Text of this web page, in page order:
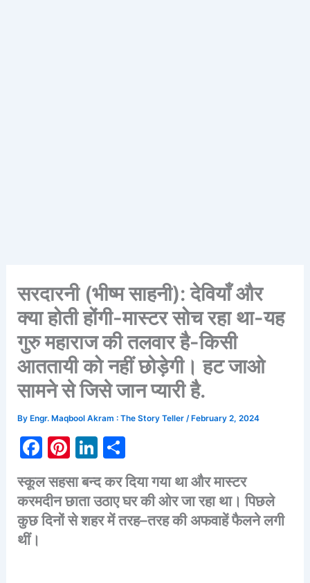
सरदारनी (भीष्म साहनी): देवियाँ और
क्या होती होंगी-मास्टर सोच रहा था-यह
गुरु महाराज की तलवार है-किसी
आततायी को नहीं छोड़ेगी। हट जाओ
सामने से जिसे जान प्यारी है.
By Engr. Maqbool Akram : The Story Teller/ February 2, 2024
F
c
e
b
Pi
er
e
st
Li
k
e
dI
h
ar
e
स्कूलसहसाबन्दकरदियागया थाऔरमास्टर
करमदीनछाताउठाएघरकीओरजारहा था। पिछले
कुछदिनोंसेशहरमेंतरह–तरहकीअफवाहेंफैलनेलगी
थीं।